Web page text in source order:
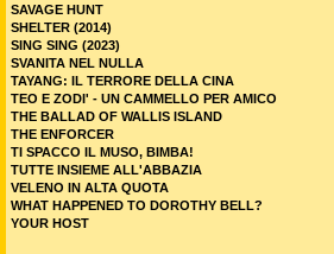
SAVAGE HUNT
SHELTER (2014)
SING SING (2023)
SVANITA NEL NULLA
TAYANG: IL TERRORE DELLA CINA
TEO E ZODI' - UN CAMMELLO PER AMICO
THE BALLAD OF WALLIS ISLAND
THE ENFORCER
TI SPACCO IL MUSO, BIMBA!
TUTTE INSIEME ALL'ABBAZIA
VELENO IN ALTA QUOTA
WHAT HAPPENED TO DOROTHY BELL?
YOUR HOST